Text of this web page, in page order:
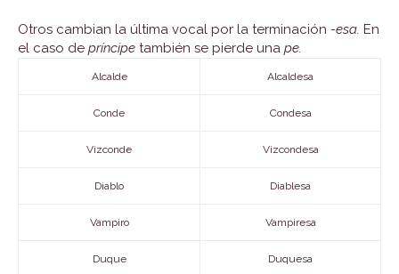
Otros cambian la última vocal por la terminación -esa. En
el caso de príncipe también se pierde una pe.
Alcalde Alcaldesa
Conde Condesa
Vizconde Vizcondesa
Diablo Diablesa
Vampiro Vampiresa
Duque Duquesa